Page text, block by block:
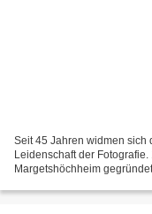
Seit 45 Jahren widmen sich
Leidenschaft der Fotografie.
Margetshöchheim